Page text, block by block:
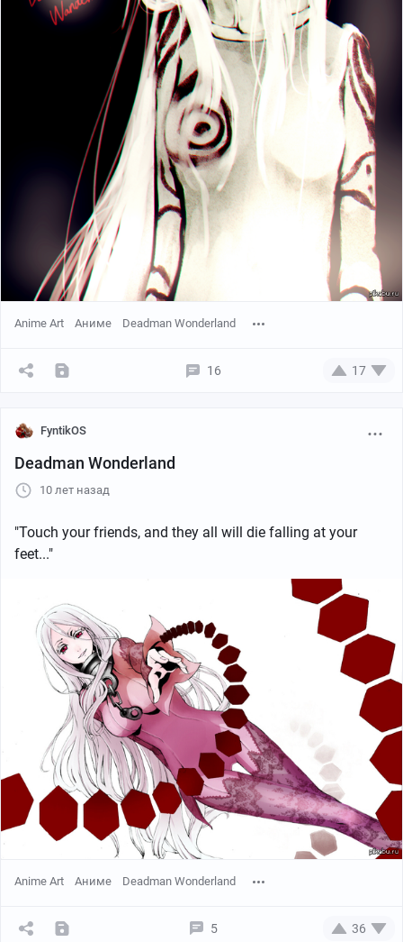
Anime Art Аниме Deadman Wonderland
16 17
FyntikOS
Deadman Wonderland
10 лет назад
"Touch your friends, and they all will die falling at your
feet..."
Anime Art Аниме Deadman Wonderland
5 36